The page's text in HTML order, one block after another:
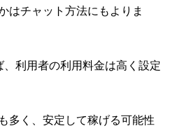
はチャット方法にもよりま
利用者の利用料金は高く設定
多く、安定して稼げる可能性